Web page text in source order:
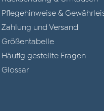
Pflegehinweise &
Zahlung und Versand
Größentabelle
Häufig gestellte Fragen
Glossar